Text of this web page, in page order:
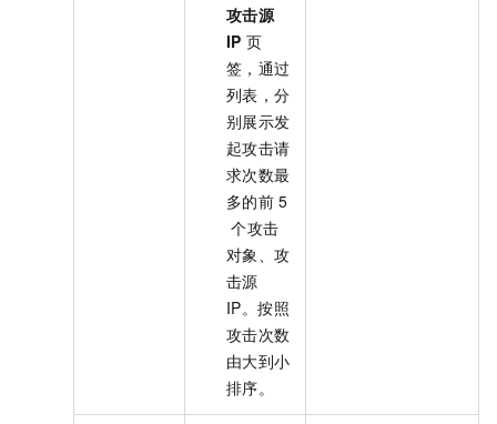
攻击源
IP 页
签，通过
列表，分
别展示发
起攻击请
求次数最
多的前 5
个攻击
对象、攻
击源
IP。按照
攻击次数
由大到小
排序。